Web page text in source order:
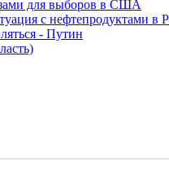
для выборов в США
с нефтепродуктами в
- Путин